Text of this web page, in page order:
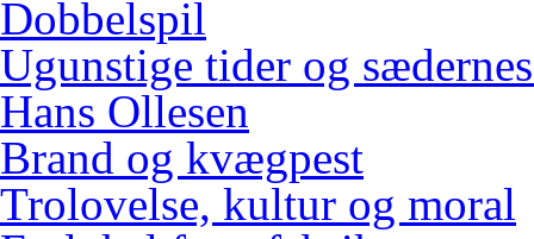
Dobbelspil
Ugunstige tider og
Hans Ollesen
Brand og kvægpest
Trolovelse, kultur og moral